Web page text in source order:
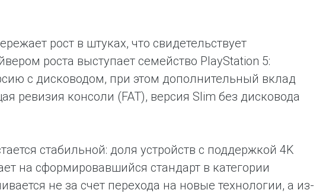
рост в штуках, что свидетельствует
роста выступает семейство PlayStation 5:
с дисководом, при этом дополнительный вклад
ревизия консоли (FAT), версия Slim без дисковода
стабильной: доля устройств с поддержкой 4K
на сформировавшийся стандарт в категории
не за счет перехода на новые технологии, а из-